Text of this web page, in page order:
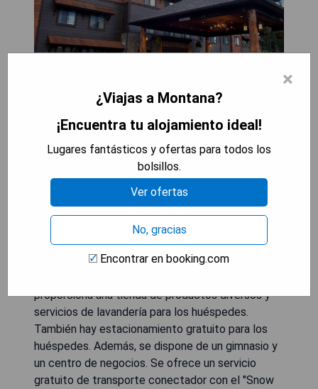
Cedar Creek Lodge & Conference Center es un
destino de 4 estaciones que combina la
comodidad de un lodge de montaña con estilo
moderno en la entrada al Parque Nacional Glacier.
Se ofrece WiFi gratuito y desayuno buffet
caliente gratuito a los huéspedes de este
alojamiento. Los huéspedes pueden disfrutar de
la piscina cubierta y el jacuzzi durante todo el año
en este alojamiento. Todas las habitaciones del
Cedar Creek Lodge & Conference Center cuentan
proporciona una tienda de productos diversos y
servicios de lavandería para los huéspedes.
También hay estacionamiento gratuito para los
huéspedes. Además, se dispone de un gimnasio y
un centro de negocios. Se ofrece un servicio
gratuito de transporte conectador con el "Snow
×
¿Viajas a Montana?
¡Encuentra tu alojamiento ideal!
Lugares fantásticos y ofertas para todos los
bolsillos.
Ver ofertas
No, gracias
Encontrar en booking.com